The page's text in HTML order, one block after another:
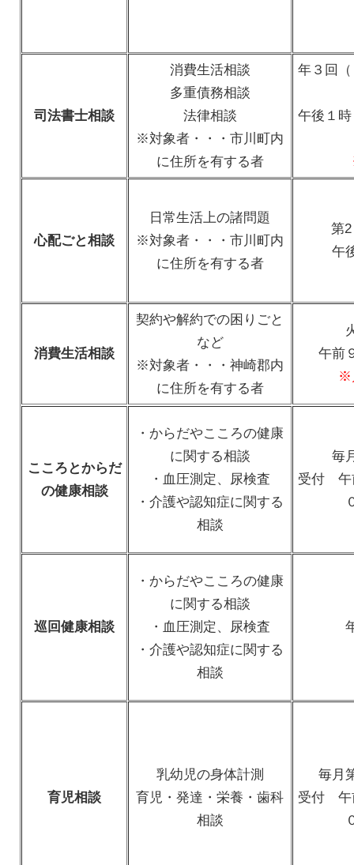
司法書士相談
消費生活相談
多重債務相談
法律相談
※対象者・・・市川町内
に住所を有する者
年３回
午後１
心配ごと相談
日常生活上の諸問題
※対象者・・・市川町内
に住所を有する者
第
午
消費生活相談
契約や解約での困りごと
など
※対象者・・・神崎郡内
に住所を有する者
午前
※
こころとからだ
の健康相談
・からだやこころの健康
に関する相談
・血圧測定、尿検査
・介護や認知症に関する
相談
毎
受付 午
巡回健康相談
・からだやこころの健康
に関する相談
・血圧測定、尿検査
・介護や認知症に関する
相談
育児相談
乳幼児の身体計測
育児・発達・栄養・歯科
相談
毎月
受付 午